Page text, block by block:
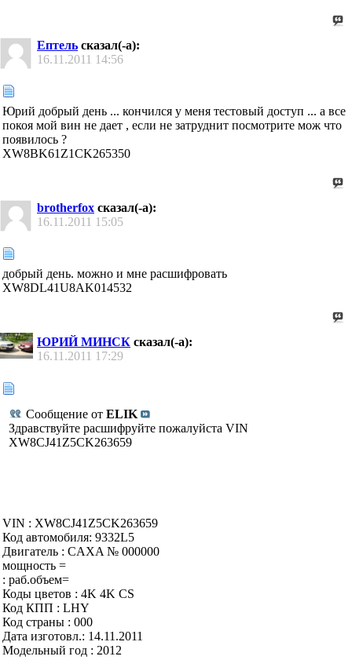
Ептель сказал(-а):
16.11.2011 14:56
Юрий добрый день ... кончился у меня тестовый доступ ... а все
покоя мой вин не дает , если не затруднит посмотрите мож что
появилось ?
XW8BK61Z1CK265350
brotherfox сказал(-а):
16.11.2011 15:05
добрый день. можно и мне расшифровать
XW8DL41U8AK014532
ЮРИЙ МИНСК сказал(-а):
16.11.2011 17:29
Сообщение от ELIK
Здравствуйте расшифруйте пожалуйста VIN
XW8CJ41Z5CK263659
VIN : XW8CJ41Z5CK263659
Код автомобиля: 9332L5
Двигатель : CAXA № 000000
мощность =
: раб.объем=
Коды цветов : 4K 4K CS
Код КПП : LHY
Код страны : 000
Дата изготовл.: 14.11.2011
Модельный год : 2012